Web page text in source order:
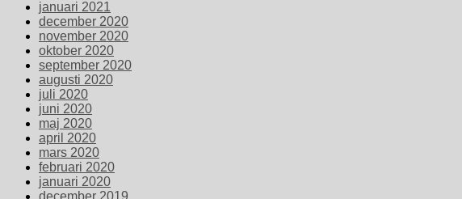
januari 2021
december 2020
november 2020
oktober 2020
september 2020
augusti 2020
juli 2020
juni 2020
maj 2020
april 2020
mars 2020
februari 2020
januari 2020
december 2019